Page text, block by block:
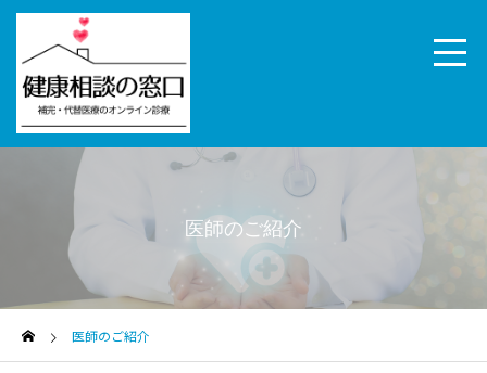
医師のご紹介
医師のご紹介